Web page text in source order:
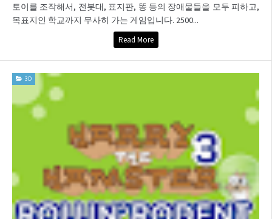
토이를 조작해서, 전봇대, 표지판, 똥 등의 장애물들을 모두 피하고,
목표지인 학교까지 무사히 가는 게임입니다. 2500...
Read More
3D